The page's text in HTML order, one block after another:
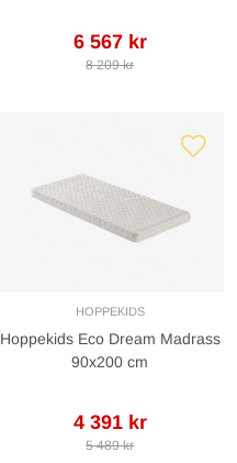
6 567 kr
8 209 kr
HOPPEKIDS
Hoppekids Eco Dream Madrass
90x200 cm
4 391 kr
5 489 kr